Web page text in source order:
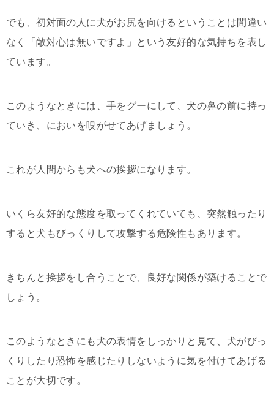
でも、初対面の人に犬がお尻を向けるということは間違い
なく「敵対心は無いですよ」という友好的な気持ちを表し
ています。
このようなときには、手をグーにして、犬の鼻の前に持っ
ていき、においを嗅がせてあげましょう。
これが人間からも犬への挨拶になります。
いくら友好的な態度を取ってくれていても、突然触ったり
すると犬もびっくりして攻撃する危険性もあります。
きちんと挨拶をし合うことで、良好な関係が築けることで
しょう。
このようなときにも犬の表情をしっかりと見て、犬がびっ
くりしたり恐怖を感じたりしないように気を付けてあげる
ことが大切です。